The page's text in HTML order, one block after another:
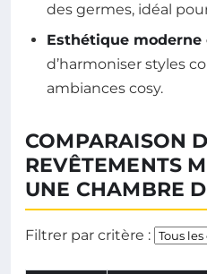
des germes, idéal
Esthétique moderne
d’harmoniser styles
ambiances cosy.
COMPARAISON
REVÊTEMENTS
UNE CHAMBRE
Filtrer par critère :